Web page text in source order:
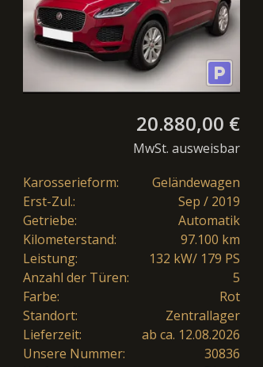
20.880,00 €
MwSt. ausweisbar
Karosserieform:
Geländewagen
Erst-Zul.:
Sep / 2019
Getriebe:
Automatik
Kilometerstand:
97.100 km
Leistung:
132 kW/ 179 PS
Anzahl der Türen:
5
Farbe:
Rot
Standort:
Zentrallager
Lieferzeit:
ab ca. 12.08.2026
Unsere Nummer:
30836